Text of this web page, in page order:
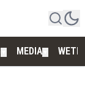
MEDIA